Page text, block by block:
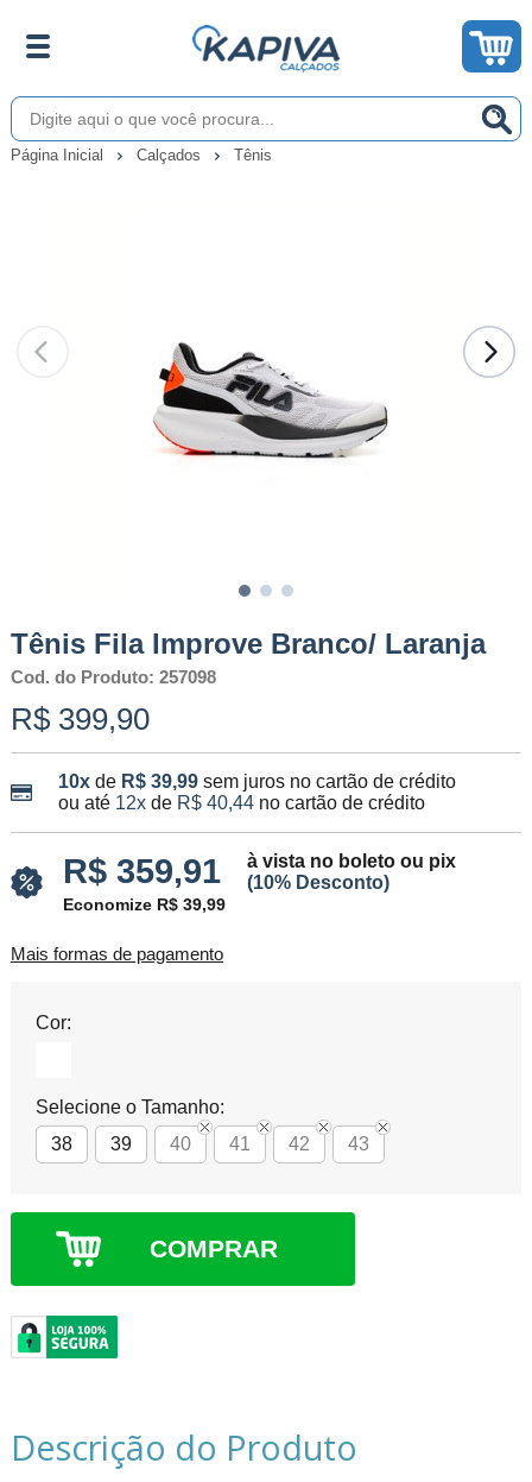
Página Inicial Calçados Tênis
Tênis Fila Improve Branco/ Laranja
Cod. do Produto: 257098
R$ 399,90
10xde R$ 39,99 sem juros no cartão de crédito
ou até 12xde R$ 40,44no cartão de crédito
R$ 359,91
à vista no boleto ou pix
(10% Desconto)
Economize R$ 39,99
Mais formas de pagamento
Cor:
Selecione o Tamanho:
38
39 40 41 42 43
COMPRAR
Descrição do Produto